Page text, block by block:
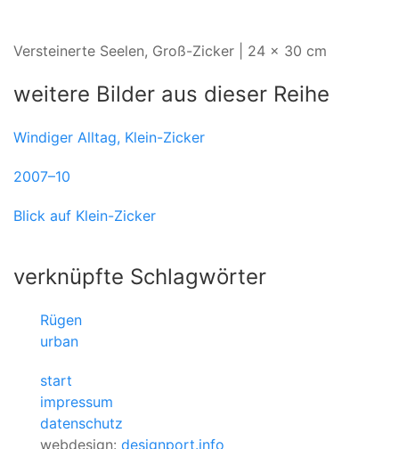
Versteinerte Seelen, Groß-Zicker | 24 x 30 cm
weitere Bilder aus dieser Reihe
Windiger Alltag, Klein-Zicker
2007–10
Blick auf Klein-Zicker
verknüpfte Schlagwörter
Rügen
urban
start
impressum
datenschutz
webdesign: designport.info